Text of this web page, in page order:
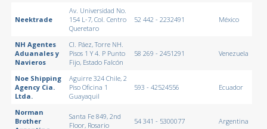
Neektrade
Av. Universidad No.
154 L-7, Col. Centro
Queretaro
52 442 - 2232491 México
NH Agentes
Aduanales y
Navieros
Cl. Páez, Torre NH.
Pisos 1 Y 4. P Punto
Fijo, Estado Falcón
58 269 - 2451291 Venezuela
Noe Shipping
Agency Cia.
Ltda.
Aguirre 324 Chile, 2
Piso Oficina 1
Guayaquil
593 - 42524556 Ecuador
Norman
Brother
Santa Fe 849, 2nd
Floor, Rosario
54 341 - 5300077 Argentina